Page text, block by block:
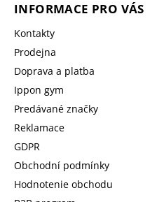
INFORMACE PRO VÁS
Kontakty
Prodejna
Doprava a platba
Ippon gym
Predávané značky
Reklamace
GDPR
Obchodní podmínky
Hodnotenie obchodu